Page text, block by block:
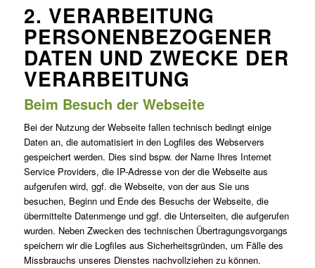
2. VERARBEITUNG
PERSONENBEZOGENER
DATEN UND ZWECKE DER
VERARBEITUNG
Beim Besuch der Webseite
Bei der Nutzung der Webseite fallen technisch bedingt einige
Daten an, die automatisiert in den Logfiles des Webservers
gespeichert werden. Dies sind bspw. der Name Ihres Internet
Service Providers, die IP-Adresse von der die Webseite aus
aufgerufen wird, ggf. die Webseite, von der aus Sie uns
besuchen, Beginn und Ende des Besuchs der Webseite, die
übermittelte Datenmenge und ggf. die Unterseiten, die aufgerufen
wurden. Neben Zwecken des technischen Übertragungsvorgangs
speichern wir die Logfiles aus Sicherheitsgründen, um Fälle des
Missbrauchs unseres Dienstes nachvollziehen zu können.